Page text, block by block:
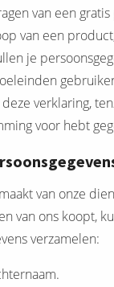
van een
van een
je
verklaring,
voor hebt
van onze
van ons koopt,
verzamelen: